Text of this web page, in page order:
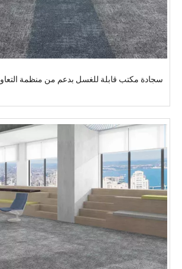
سجادة مكتب قابلة للغسل بدعم من منظمة